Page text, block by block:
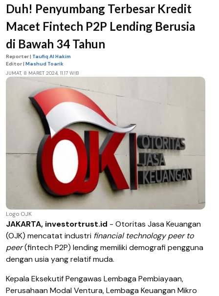
Duh! Penyumbang Terbesar Kredit
Macet Fintech P2P Lending Berusia
di Bawah 34 Tahun
Reporter | Taufiq Al Hakim
Editor | Mashud Toarik
JUMAT, 8 MARET 2024, 11.17 WIB
Logo OJK
JAKARTA, investortrust.id - Otoritas Jasa Keuangan
(OJK) mencatat industri financial technology peer to
peer(fintech P2P) lending memiliki demografi pengguna
dengan usia yang relatif muda.
Kepala Eksekutif Pengawas Lembaga Pembiayaan,
Perusahaan Modal Ventura, Lembaga Keuangan Mikro